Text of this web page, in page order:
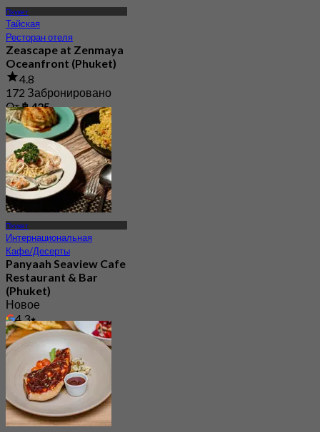
Пхукет
Тайская
Ресторан отеля
Zeascape at Zenmaya
Oceanfront (Phuket)
4.8
172 Забронировано
От฿ 425
Пхукет
Интернациональная
Кафе/Десерты
Panyaah Seaview Cafe
Restaurant & Bar
(Phuket)
Новое
4.3
От฿ 563.33